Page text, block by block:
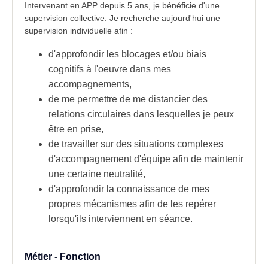
Intervenant en APP depuis 5 ans, je bénéficie d'une
supervision collective. Je recherche aujourd'hui une
supervision individuelle afin :
d'approfondir les blocages et/ou biais
cognitifs à l'oeuvre dans mes
accompagnements,
de me permettre de me distancier des
relations circulaires dans lesquelles je peux
être en prise,
de travailler sur des situations complexes
d'accompagnement d'équipe afin de maintenir
une certaine neutralité,
d'approfondir la connaissance de mes
propres mécanismes afin de les repérer
lorsqu'ils interviennent en séance.
Métier - Fonction